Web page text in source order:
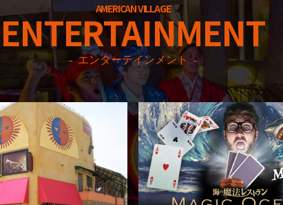
AMERICAN VILLAGE
ENTERTAINMENT
エンターテインメント